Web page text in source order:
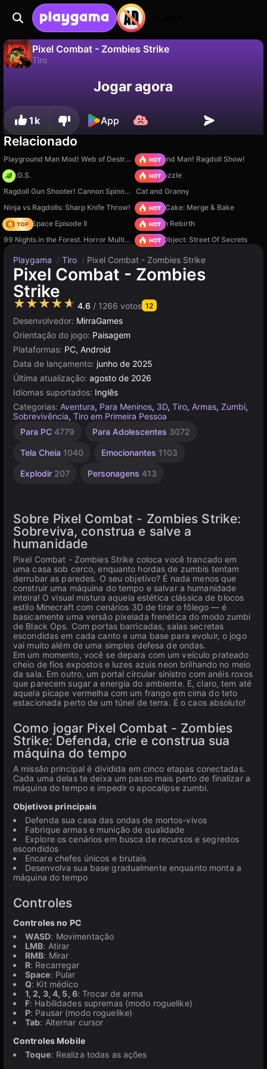
Pixel Combat - Zombies Strike
Tiro
Salve o progresso!Jogar agora
1k App
Relacionado
Playground Man Mod! Web of Destruction! Playground Man! Ragdoll Show!
H.O.G.S.
Arrow Puzzle
Ragdoll Gun Shooter! Cannon Spinner Playground
Cat and Granny
Ninja vs Ragdolls: Sharp Knife Throw!
Piece of Cake: Merge & Bake
Zombie Space Episode II
Stickman Rebirth
99 Nights in the Forest. Horror Multiplayer
Hidden Object: Street Of Secrets
Playgama / Tiro / Pixel Combat - Zombies Strike
Pixel Combat - Zombies
Strike
★★★★★ 4.6 / 1266 votos 12
Desenvolvedor: MirraGames
Orientação do jogo: Paisagem
Plataformas: PC, Android
Data de lançamento: junho de 2025
Última atualização: agosto de 2026
Idiomas suportados: Inglês
Categorias: Aventura, Para Meninos, 3D, Tiro, Armas, Zumbi,
Sobrevivência, Tiro em Primeira Pessoa
Para PC 4779 Para Adolescentes 3072
Tela Cheia 1040 Emocionantes 1103
Explodir 207 Personagens 413
Agilidade
Mesa e
5168
Alta
3569
Russos
Navegador
Tiro
7
Sobrevivência
Minecraft
Sobre Pixel Combat - Zombies Strike:
Sobreviva, construa e salve a
humanidade
Pixel Combat - Zombies Strike coloca você trancado em
uma casa sob cerco, enquanto hordas de zumbis tentam
derrubar as paredes. O seu objetivo? É nada menos que
construir uma máquina do tempo e salvar a humanidade
inteira! O visual mistura aquela estética clássica de blocos
estilo Minecraft com cenários 3D de tirar o fôlego — é
basicamente uma versão pixelada frenética do modo zumbi
de Black Ops. Com portas barricadas, salas secretas
escondidas em cada canto e uma base para evoluir, o jogo
vai muito além de uma simples defesa de ondas.
Em um momento, você se depara com um veículo prateado
cheio de fios expostos e luzes azuis neon brilhando no meio
da sala. Em outro, um portal circular sinistro com anéis roxos
que parecem sugar a energia do ambiente. E, claro, tem até
aquela picape vermelha com um frango em cima do teto
estacionada perto de um túnel de terra. É o caos absoluto!
Como jogar Pixel Combat - Zombies
Strike: Defenda, crie e construa sua
máquina do tempo
A missão principal é dividida em cinco etapas conectadas.
Cada uma delas te deixa um passo mais perto de finalizar a
máquina do tempo e impedir o apocalipse zumbi.
Objetivos principais
Defenda sua casa das ondas de mortos-vivos
Fabrique armas e munição de qualidade
Explore os cenários em busca de recursos e segredos
escondidos
Encare chefes únicos e brutais
Desenvolva sua base gradualmente enquanto monta a
máquina do tempo
Controles
Controles no PC
WASD: Movimentação
LMB: Atirar
RMB: Mirar
R: Recarregar
Space: Pular
Q: Kit médico
1, 2, 3, 4, 5, 6: Trocar de arma
F: Habilidades supremas (modo roguelike)
P: Pausar (modo roguelike)
Tab: Alternar cursor
Controles Mobile
Toque: Realiza todas as ações